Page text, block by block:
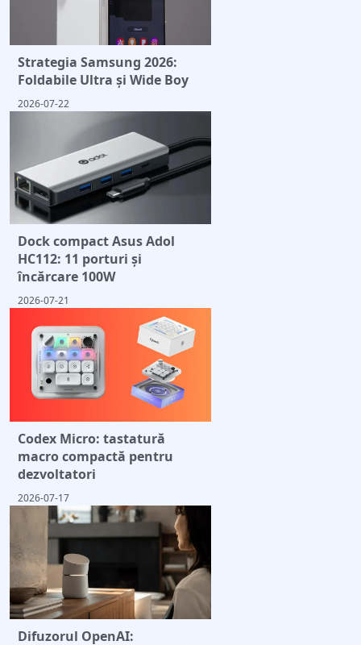
Strategia Samsung 2026:
Foldabile Ultra și Wide Boy
2026-07-22
Dock compact Asus Adol
HC112: 11 porturi și
încărcare 100W
2026-07-21
Codex Micro: tastatură
macro compactă pentru
dezvoltatori
2026-07-17
Difuzorul OpenAI: